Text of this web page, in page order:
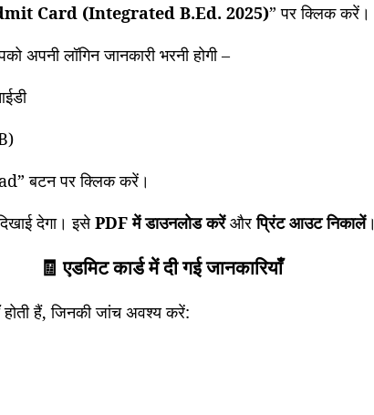
Card (Integrated B.Ed. 2025)” पर क्लिक करें।
लॉगिन जानकारी भरनी होगी –
बटन पर क्लिक करें।
देगा। इसेPDF में डाउनलोड करेंऔरप्रिंट आउट निकालें।
🧾 एडमिट कार्ड में दी गई जानकारियाँ
होती हैं, जिनकी जांच अवश्य करें: